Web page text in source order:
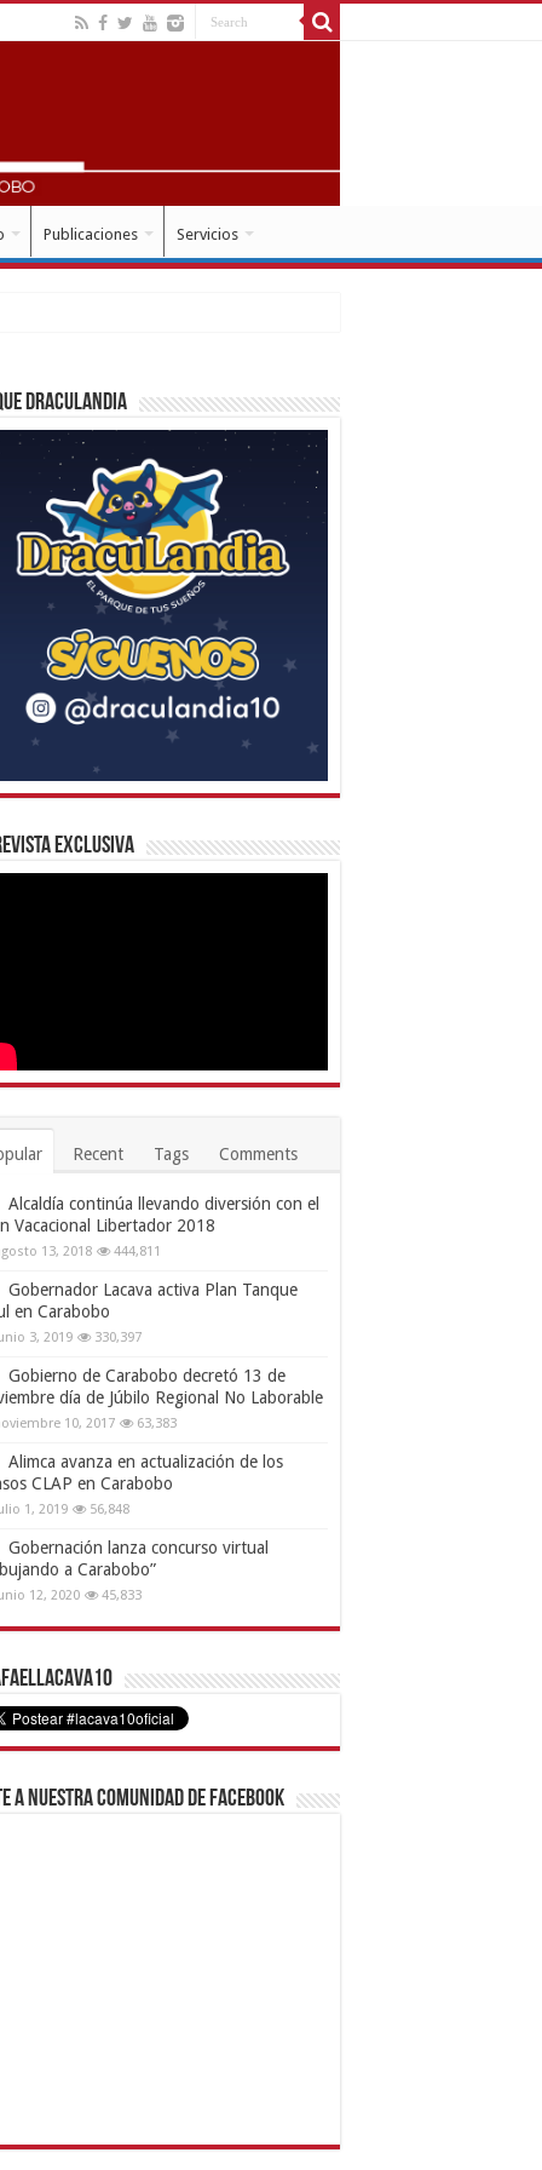
Publicaciones Servicios
Draculandia
Exclusiva
Recent Tags Comments
Alcaldía continúa llevando diversión con el
Vacacional Libertador 2018
13, 2018 444,811
Gobernador Lacava activa Plan Tanque
en Carabobo
3, 2019 330,397
Gobierno de Carabobo decretó 13 de
día de Júbilo Regional No Laborable
10, 2017 63,383
Alimca avanza en actualización de los
CLAP en Carabobo
1, 2019 56,848
Gobernación lanza concurso virtual
a Carabobo”
12, 2020 45,833
a nuestra comunidad de Facebook